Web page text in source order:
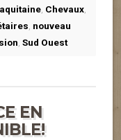
aquitaine Chevaux
nouveau
Sud Ouest
EN